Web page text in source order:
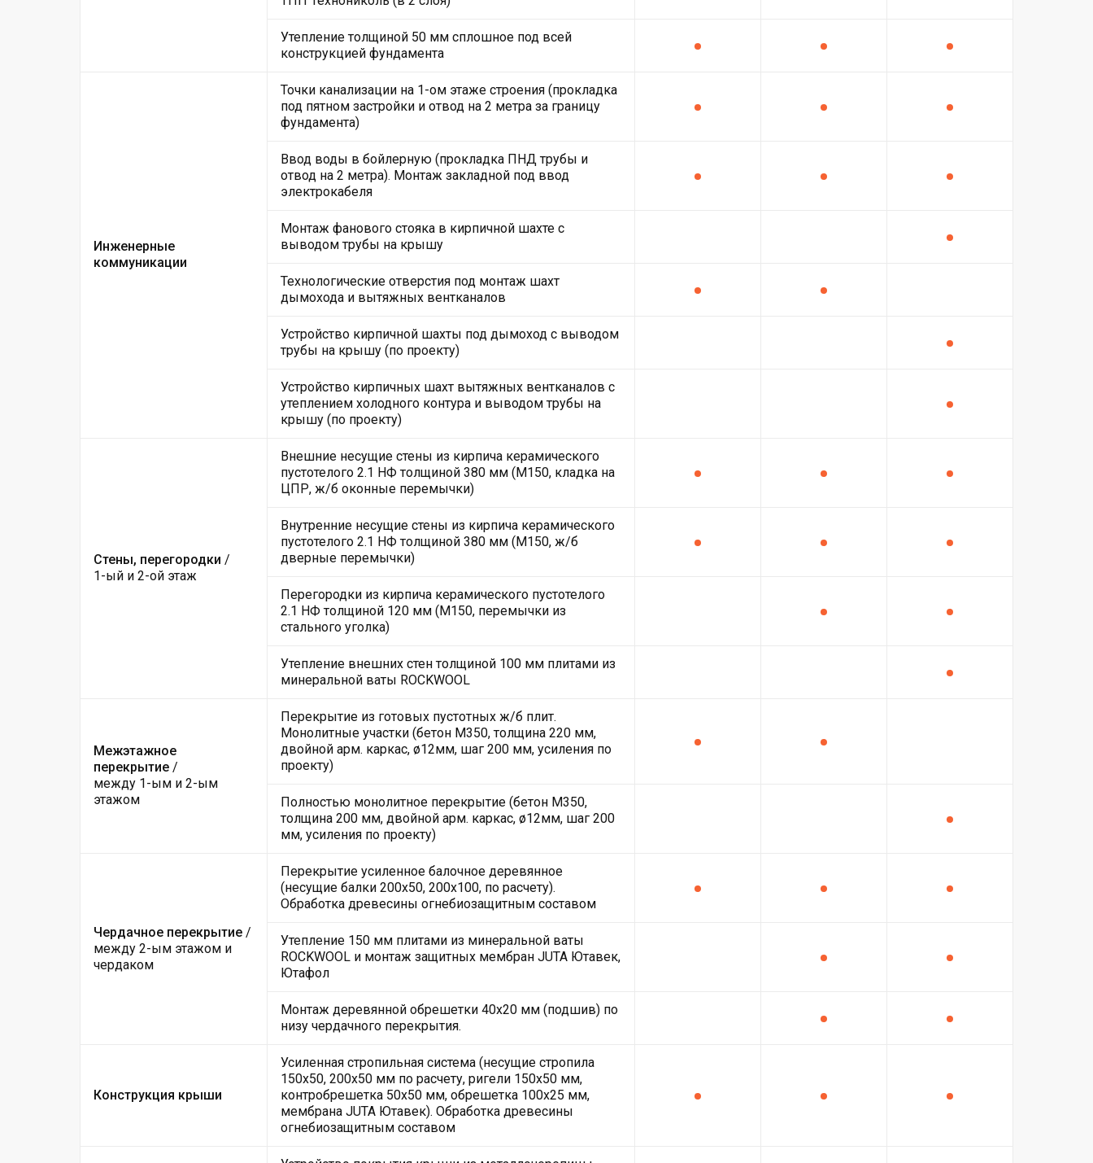
Утепление толщиной 50 мм сплошное под всей
конструкцией фундамента
Инженерные
коммуникации
Точки канализации на 1-ом этаже строения (прокладка
под пятном застройки и отвод на 2 метра за границу
фундамента)
Ввод воды в бойлерную (прокладка ПНД трубы и
отвод на 2 метра). Монтаж закладной под ввод
электрокабеля
Монтаж фанового стояка в кирпичной шахте с
выводом трубы на крышу
Технологические отверстия под монтаж шахт
дымохода и вытяжных вентканалов
Устройство кирпичной шахты под дымоход с выводом
трубы на крышу (по проекту)
Устройство кирпичных шахт вытяжных вентканалов с
утеплением холодного контура и выводом трубы на
крышу (по проекту)
Стены, перегородки /
1-ый и 2-ой этаж
Внешние несущие стены из кирпича керамического
пустотелого 2.1 НФ толщиной 380 мм (М150, кладка на
ЦПР, ж/б оконные перемычки)
Внутренние несущие стены из кирпича керамического
пустотелого 2.1 НФ толщиной 380 мм (М150, ж/б
дверные перемычки)
Перегородки из кирпича керамического пустотелого
2.1 НФ толщиной 120 мм (М150, перемычки из
стального уголка)
Утепление внешних стен толщиной 100 мм плитами из
минеральной ваты ROCKWOOL
Межэтажное
перекрытие /
между 1-ым и 2-ым
этажом
Перекрытие из готовых пустотных ж/б плит.
Монолитные участки (бетон М350, толщина 220 мм,
двойной арм. каркас, ø12мм, шаг 200 мм, усиления по
проекту)
Полностью монолитное перекрытие (бетон М350,
толщина 200 мм, двойной арм. каркас, ø12мм, шаг 200
мм, усиления по проекту)
Чердачное перекрытие /
между 2-ым этажом и
чердаком
Перекрытие усиленное балочное деревянное
(несущие балки 200х50, 200х100, по расчету).
Обработка древесины огнебиозащитным составом
Утепление 150 мм плитами из минеральной ваты
ROCKWOOL и монтаж защитных мембран JUTA Ютавек,
Ютафол
Монтаж деревянной обрешетки 40х20 мм (подшив) по
низу чердачного перекрытия.
Конструкция крыши
Усиленная стропильная система (несущие стропила
150х50, 200х50 мм по расчету, ригели 150х50 мм,
контробрешетка 50х50 мм, обрешетка 100х25 мм,
мембрана JUTA Ютавек). Обработка древесины
огнебиозащитным составом